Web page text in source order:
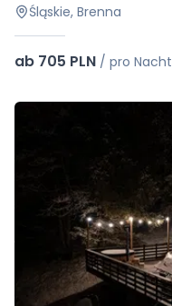
Śląskie, Brenna
ab 705 PLN / pro Nacht